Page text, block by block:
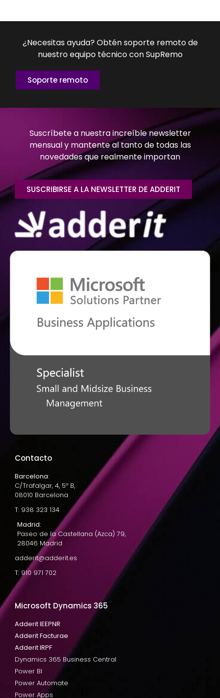
¿Necesitas ayuda? Obtén soporte remoto de
nuestro equipo técnico con SupRemo
Soporte remoto
Suscríbete a nuestra increíble newsletter
mensual y mantente al tanto de todas las
novedades que realmente importan
SUSCRIBIRSE A LA NEWSLETTER DE ADDERIT
Contacto
Barcelona:
C/Trafalgar, 4, 5º B,
08010 Barcelona
T: 938 323 134
Madrid:
Paseo de la Castellana (Azca) 79,
28046 Madrid
adderit@adderit.es
T: 910 971 702
Microsoft Dynamics 365
Adderit IEEPNR
Adderit Facturae
Adderit IRPF
Dynamics 365 Business Central
Power BI
Power Automate
Power Apps